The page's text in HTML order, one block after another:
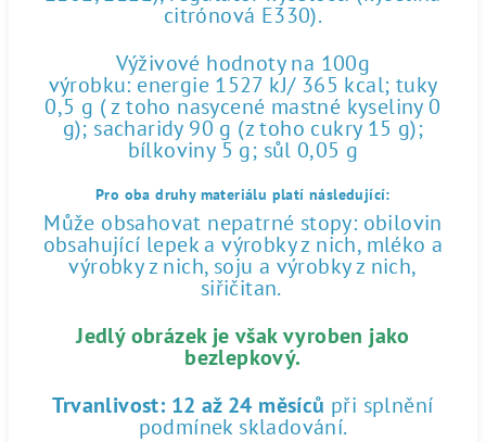
citrónová E330).
Výživové hodnoty na 100g
výrobku: energie 1527 kJ/ 365 kcal; tuky
0,5 g ( z toho nasycené mastné kyseliny 0
g); sacharidy 90 g (z toho cukry 15 g);
bílkoviny 5 g; sůl 0,05 g
Pro oba druhy materiálu platí následující:
Může obsahovat nepatrné stopy: obilovin
obsahující lepek a výrobky z nich, mléko a
výrobky z nich, soju a výrobky z nich,
siřičitan.
Jedlý obrázek je však vyroben jako
bezlepkový.
Trvanlivost: 12 až 24 měsíců při splnění
podmínek skladování.